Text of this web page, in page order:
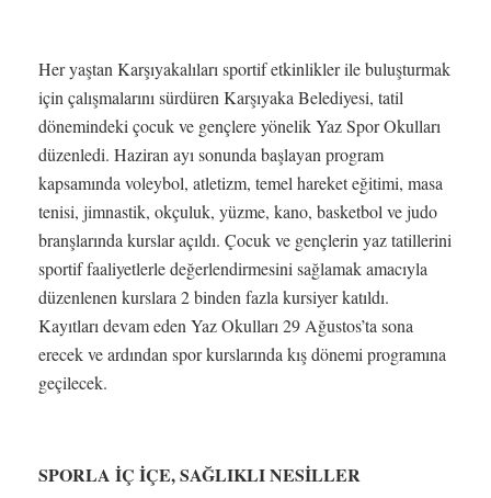
Her yaştan Karşıyakalıları sportif etkinlikler ile buluşturmak
için çalışmalarını sürdüren Karşıyaka Belediyesi, tatil
dönemindeki çocuk ve gençlere yönelik Yaz Spor Okulları
düzenledi. Haziran ayı sonunda başlayan program
kapsamında voleybol, atletizm, temel hareket eğitimi, masa
tenisi, jimnastik, okçuluk, yüzme, kano, basketbol ve judo
branşlarında kurslar açıldı. Çocuk ve gençlerin yaz tatillerini
sportif faaliyetlerle değerlendirmesini sağlamak amacıyla
düzenlenen kurslara 2 binden fazla kursiyer katıldı.
Kayıtları devam eden Yaz Okulları 29 Ağustos’ta sona
erecek ve ardından spor kurslarında kış dönemi programına
geçilecek.
SPORLA İÇ İÇE, SAĞLIKLI NESİLLER